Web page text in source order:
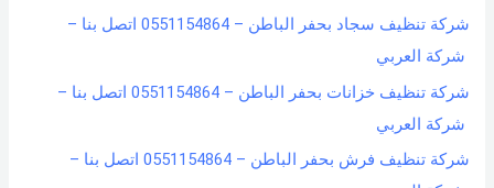
شركة تنظيف سجاد بحفر الباطن – 0551154864 اتصل بنا –
شركة العربي
شركة تنظيف خزانات بحفر الباطن – 0551154864 اتصل بنا –
شركة العربي
شركة تنظيف فرش بحفر الباطن – 0551154864 اتصل بنا –